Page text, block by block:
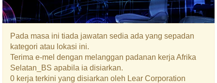
Pada masa ini tiada jawatan sedia ada yang sepadan
kategori atau lokasi ini.
Terima e-mel dengan melanggan padanan kerja Afrika
Selatan_BS apabila ia disiarkan.
0 kerja terkini yang disiarkan oleh Lear Corporation